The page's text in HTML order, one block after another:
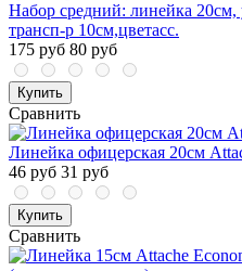
Набор средний: линейка
трансп-р 10см,цветасс.
175 руб 80 руб
Купить
Сравнить
Линейка офицерская 20см
46 руб 31 руб
Купить
Сравнить